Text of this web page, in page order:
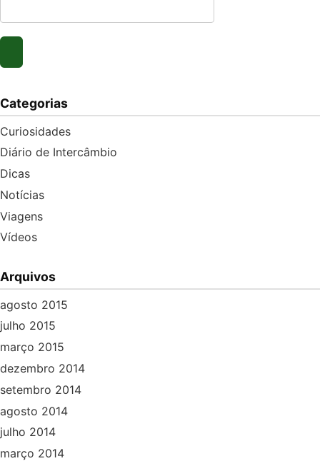
Categorias
Curiosidades
Diário de Intercâmbio
Dicas
Notícias
Viagens
Vídeos
Arquivos
agosto 2015
julho 2015
março 2015
dezembro 2014
setembro 2014
agosto 2014
julho 2014
março 2014